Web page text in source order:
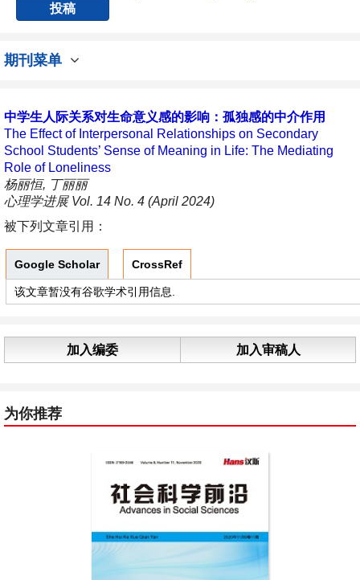
投稿
期刊菜单
中学生人际关系对生命意义感的影响：孤独感的中介作用
The Effect of Interpersonal Relationships on Secondary
School Students’ Sense of Meaning in Life: The Mediating
Role of Loneliness
杨丽恒, 丁丽丽
心理学进展 Vol. 14 No. 4 (April 2024)
被下列文章引用：
Google Scholar CrossRef
该文章暂没有谷歌学术引用信息.
加入编委 加入审稿人
为你推荐